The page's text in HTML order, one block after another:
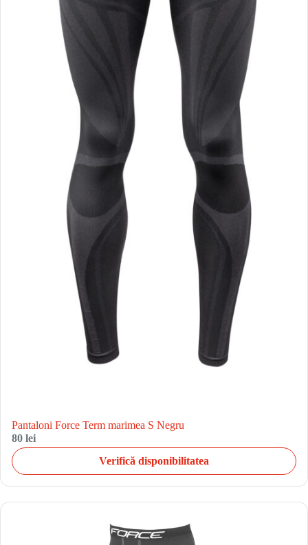
Pantaloni Force Term marimea S Negru
80 lei
Verifică disponibilitatea